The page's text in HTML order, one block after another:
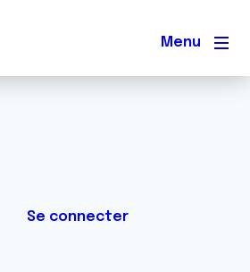
Menu
Se connecter